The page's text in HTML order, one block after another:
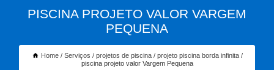
PISCINA PROJETO VALOR VARGEM
PEQUENA
Home Serviços projetos de piscina
projeto piscina borda infinita
piscina projeto valor Vargem Pequena